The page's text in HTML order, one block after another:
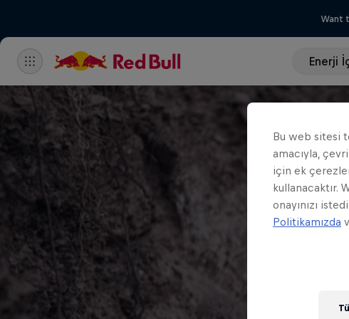
Want
Enerji
Bu web sitesi
amacıyla,
için ek
kullanacaktır.
onayınızı
Politikamızda